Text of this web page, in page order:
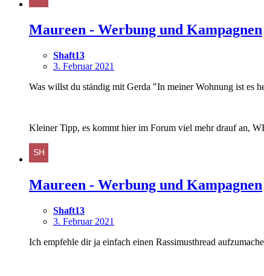
Maureen - Werbung und Kampagnen
Shaft13
3. Februar 2021
Was willst du ständig mit Gerda "In meiner Wohnung ist es
Kleiner Tipp, es kommt hier im Forum viel mehr drauf an,
Maureen - Werbung und Kampagnen
Shaft13
3. Februar 2021
Ich empfehle dir ja einfach einen Rassimusthread